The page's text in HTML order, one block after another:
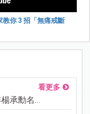
你 3 招「無痛戒斷
看更多
承勳名...